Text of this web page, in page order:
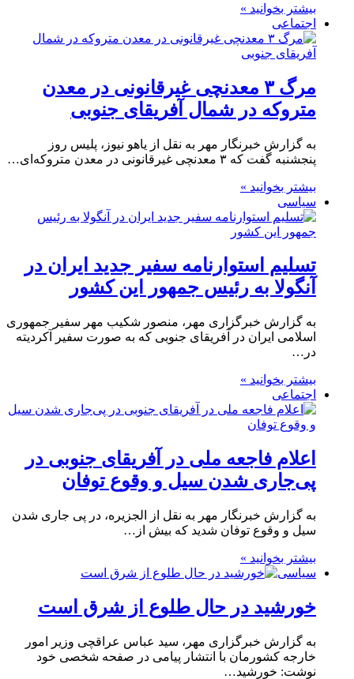
بیشتر بخوانید »
اجتماعی
مرگ ۳ معدنچی غیرقانونی در معدن
متروکه در شمال آفریقای جنوبی
به گزارش خبرنگار مهر به نقل از یاهو نیوز، پلیس روز
پنجشنبه گفت که ۳ معدنچی غیرقانونی در معدن متروکه‌ای…
بیشتر بخوانید »
سیاسی
تسلیم استوارنامه سفیر جدید ایران در
آنگولا به رئیس جمهور این کشور
به گزارش خبرگزاری مهر، منصور شکیب مهر سفیر جمهوری
اسلامی ایران در آفریقای جنوبی که به صورت سفیر آکردیته
در…
بیشتر بخوانید »
اجتماعی
اعلام فاجعه ملی در آفریقای جنوبی در
پی‌جاری شدن سیل و وقوع توفان
به گزارش خبرنگار مهر به نقل از الجزیره، در پی جاری شدن
سیل و وقوع توفان شدید که بیش از…
بیشتر بخوانید »
سیاسی
خورشید در حال طلوع از شرق است
به گزارش خبرگزاری مهر، سید عباس عراقچی وزیر امور
خارجه کشورمان با انتشار پیامی در صفحه شخصی خود
نوشت: خورشید…